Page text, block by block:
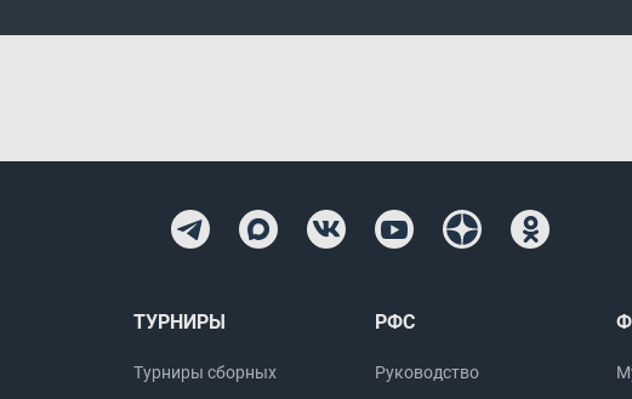
ТУРНИРЫ
Турниры сборных
РФС
Руководство